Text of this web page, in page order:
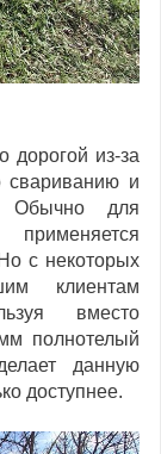
дорогой из-за
свариванию и
Обычно для
с некоторых
клиентам
вместо
полнотелый
данную
доступнее.